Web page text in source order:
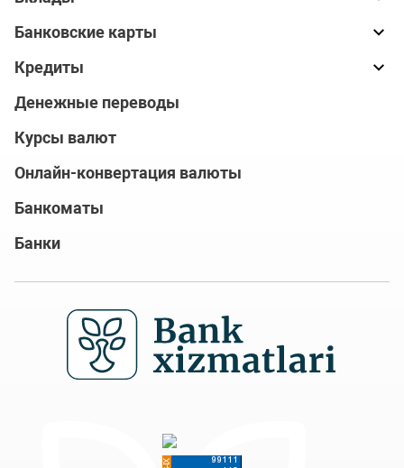
Банковские карты
Кредиты
Денежные переводы
Курсы валют
Онлайн-конвертация валюты
Банкоматы
Банки